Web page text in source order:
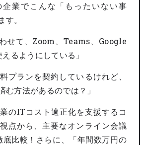
企業でこんな「もったいない事
。
わせて、Zoom、Teams、Google
るようにしている」
プランを契約しているけれど、
む方法があるのでは？」
のITコスト適正化を支援するコ
点から、主要なオンライン会議
底比較！さらに、「年間数万円の